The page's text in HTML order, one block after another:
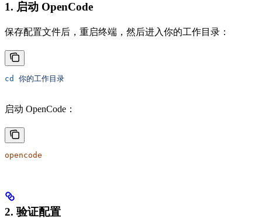
1. 启动 OpenCode
保存配置文件后，重启终端，然后进入你的工作目录：
cd 你的工作目录
启动 OpenCode：
opencode
2. 验证配置